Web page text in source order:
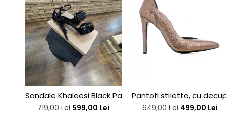
Sandale Khaleesi Black Patent
719,00 Lei599,00 Lei
Pantofi stiletto, cu
649,00 Lei499,00 Lei